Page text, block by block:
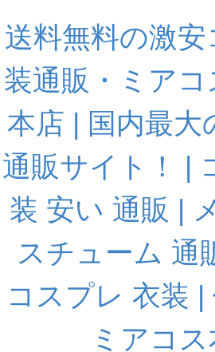
送料無料の激
装通販・ミア
本店 | 国内最大
通販サイト！ |
装 安い 通販 |
スチューム 通
コスプレ 衣装 |
ミアコ